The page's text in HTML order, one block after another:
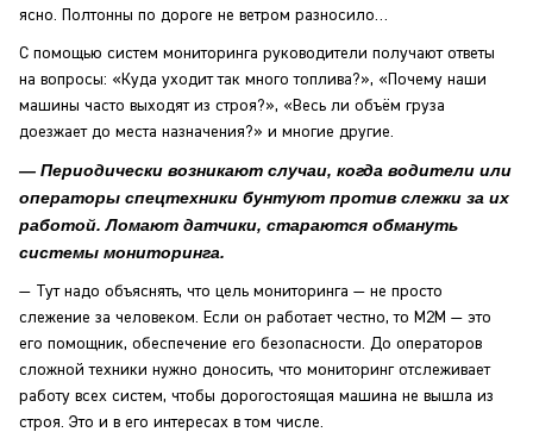
ясно. Полтонны по дороге не ветром разносило…
С помощью систем мониторинга руководители получают ответы
на вопросы: «Куда уходит так много топлива?», «Почему наши
машины часто выходят из строя?», «Весь ли объём груза
доезжает до места назначения?» и многие другие.
— Периодически возникают случаи, когда водители или
операторы спецтехники бунтуют против слежки за их
работой. Ломают датчики, стараются обмануть
системы мониторинга.
— Тут надо объяснять, что цель мониторинга — не просто
слежение за человеком. Если он работает честно, то M2M — это
его помощник, обеспечение его безопасности. До операторов
сложной техники нужно доносить, что мониторинг отслеживает
работу всех систем, чтобы дорогостоящая машина не вышла из
строя. Это и в его интересах в том числе.